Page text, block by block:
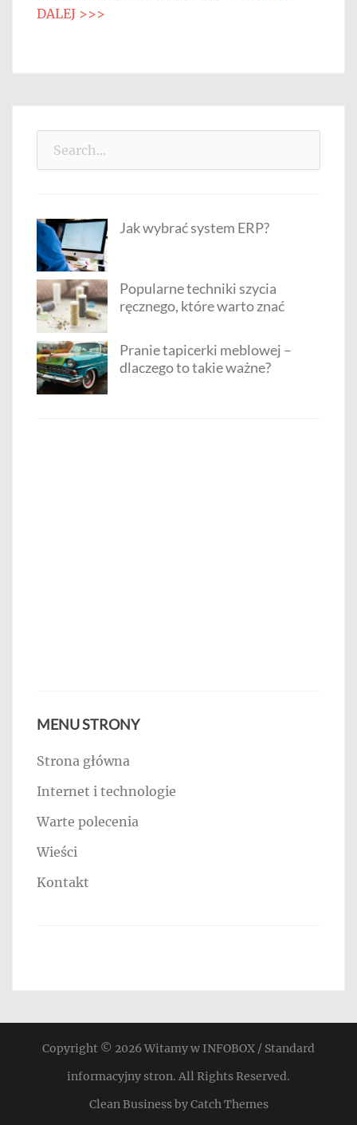
DALEJ >>>
Jak wybrać system ERP?
Popularne techniki szycia
ręcznego, które warto znać
Pranie tapicerki meblowej –
dlaczego to takie ważne?
MENU STRONY
Strona główna
Internet i technologie
Warte polecenia
Wieści
Kontakt
Copyright © 2026Witamy w INFOBOX / Standard
informacyjny stron. All Rights Reserved.
Clean Business byCatch Themes